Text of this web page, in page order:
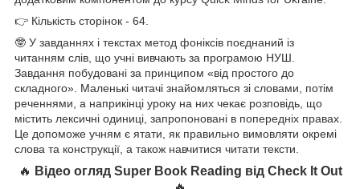
👉 Кількість сторінок - 64.
🤓 У завданнях і текстах метод фоніксів поєднаний із
читанням слів, що учні вивчають за програмою НУШ.
Завдання побудовані за принципом «від простого до
складного». Маленькі читачі знайомляться зі словами, потім
реченнями, а наприкінці уроку на них чекає розповідь, що
містить лексичні одиниці, запропоновані в попередніх правах.
Це допоможе учням є ятати, як правильно вимовляти окремі
слова та конструкції, а також навчитися читати тексти.
🔥 Відео огляд Super Book Reading від Check It Out